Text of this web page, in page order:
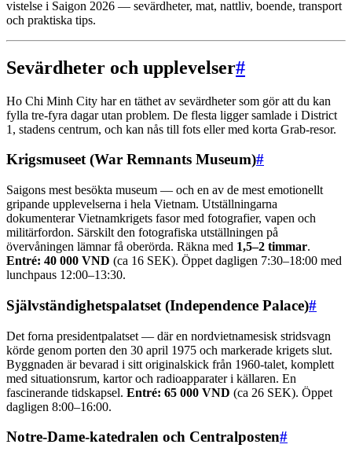
vistelse i Saigon 2026 — sevärdheter, mat, nattliv, boende, transport
och praktiska tips.
Sevärdheter och upplevelser#
Ho Chi Minh City har en täthet av sevärdheter som gör att du kan
fylla tre-fyra dagar utan problem. De flesta ligger samlade i District
1, stadens centrum, och kan nås till fots eller med korta Grab-resor.
Krigsmuseet (War Remnants Museum)#
Saigons mest besökta museum — och en av de mest emotionellt
gripande upplevelserna i hela Vietnam. Utställningarna
dokumenterar Vietnamkrigets fasor med fotografier, vapen och
militärfordon. Särskilt den fotografiska utställningen på
övervåningen lämnar få oberörda. Räkna med 1,5–2 timmar.
Entré: 40 000 VND (ca 16 SEK). Öppet dagligen 7:30–18:00 med
lunchpaus 12:00–13:30.
Självständighetspalatset (Independence Palace)#
Det forna presidentpalatset — där en nordvietnamesisk stridsvagn
körde genom porten den 30 april 1975 och markerade krigets slut.
Byggnaden är bevarad i sitt originalskick från 1960-talet, komplett
med situationsrum, kartor och radioapparater i källaren. En
fascinerande tidskapsel. Entré: 65 000 VND (ca 26 SEK). Öppet
dagligen 8:00–16:00.
Notre-Dame-katedralen och Centralposten#